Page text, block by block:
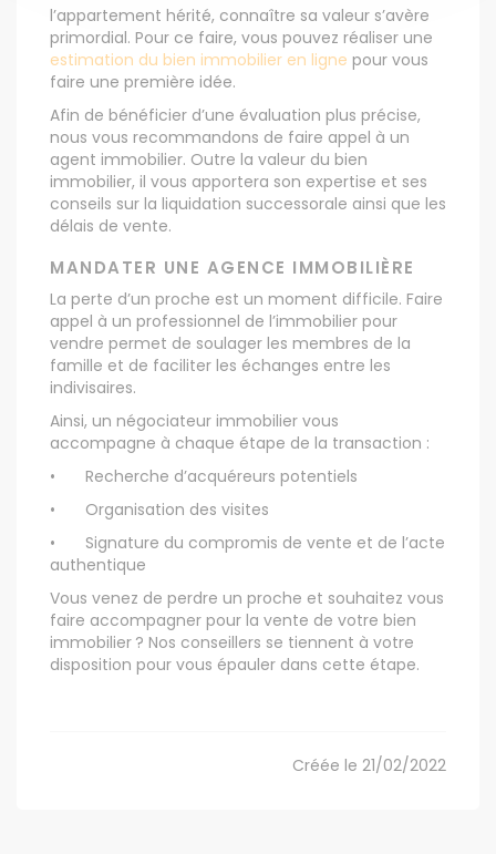
l’appartement hérité, connaître sa valeur s’avère
primordial. Pour ce faire, vous pouvez réaliser une
estimation du bien immobilier en ligne pour vous
faire une première idée.
Afin de bénéficier d’une évaluation plus précise,
nous vous recommandons de faire appel à un
agent immobilier. Outre la valeur du bien
immobilier, il vous apportera son expertise et ses
conseils sur la liquidation successorale ainsi que les
délais de vente.
MANDATER UNE AGENCE IMMOBILIÈRE
La perte d’un proche est un moment difficile. Faire
appel à un professionnel de l’immobilier pour
vendre permet de soulager les membres de la
famille et de faciliter les échanges entre les
indivisaires.
Ainsi, un négociateur immobilier vous
accompagne à chaque étape de la transaction :
•
Recherche d’acquéreurs potentiels
•
Organisation des visites
•
Signature du compromis de vente et de l’acte
authentique
Vous venez de perdre un proche et souhaitez vous
faire accompagner pour la vente de votre bien
immobilier ? Nos conseillers se tiennent à votre
disposition pour vous épauler dans cette étape.
Créée le 21/02/2022